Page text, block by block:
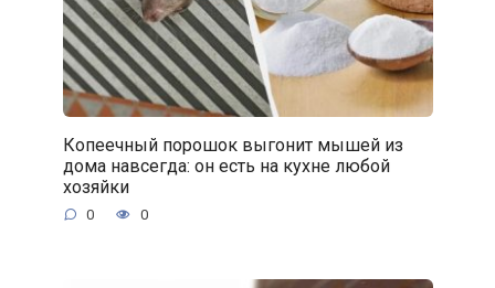
Копеечный порошок выгонит мышей из
дома навсегда: он есть на кухне любой
хозяйки
0 0